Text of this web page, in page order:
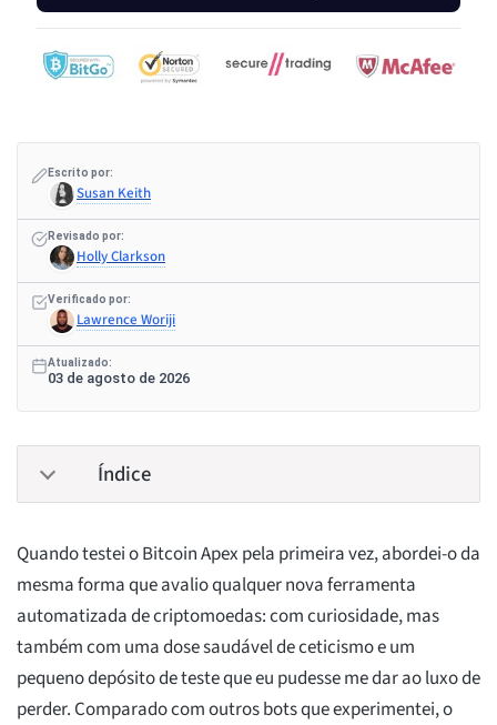
Escrito por:
Susan Keith
Revisado por:
Holly Clarkson
Verificado por:
Lawrence Woriji
Atualizado:
03 de agosto de 2026
Índice
Quando testei o Bitcoin Apex pela primeira vez, abordei-o da
mesma forma que avalio qualquer nova ferramenta
automatizada de criptomoedas: com curiosidade, mas
também com uma dose saudável de ceticismo e um
pequeno depósito de teste que eu pudesse me dar ao luxo de
perder. Comparado com outros bots que experimentei, o